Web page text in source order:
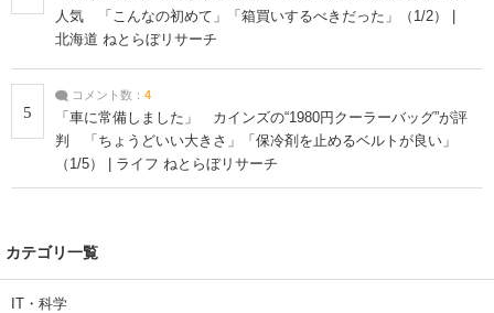
人気 「こんなの初めて」「箱買いするべきだった」（1/2） |
北海道 ねとらぼリサーチ
5
コメント数： 4
「車に常備しました」 カインズの“1980円クーラーバッグ”が評
判 「ちょうどいい大きさ」「保冷剤を止めるベルトが良い」
（1/5） | ライフ ねとらぼリサーチ
カテゴリ一覧
IT・科学